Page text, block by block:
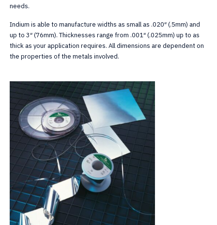
needs.
Indium is able to manufacture widths as small as .020″ (.5mm) and
up to 3″ (76mm). Thicknesses range from .001″ (.025mm) up to as
thick as your application requires. All dimensions are dependent on
the properties of the metals involved.